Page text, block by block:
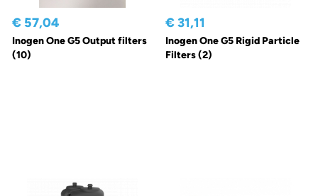
€ 57,04
Inogen One G5 Output filters
(10)
€ 31,11
Inogen One G5 Rigid Particle
Filters (2)